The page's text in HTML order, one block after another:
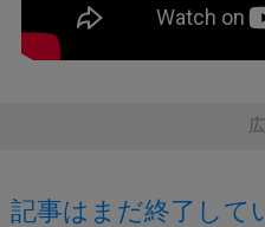
記事はまだ終了して